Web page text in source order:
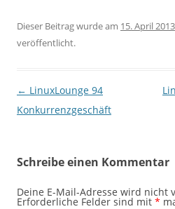
Dieser Beitrag wurde am 15. April 2013
veröffentlicht.
Beitragsnavigation
← LinuxLounge 94
Konkurrenzgeschäft
Schreibe einen Kommentar
Deine E-Mail-Adresse wird nicht
Erforderliche Felder sind mit *